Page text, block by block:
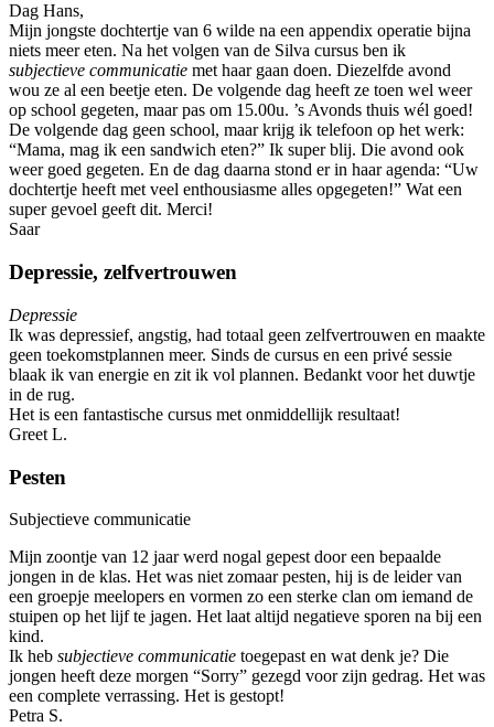
Dag Hans,
Mijn jongste dochtertje van 6 wilde na een appendix operatie bijna
niets meer eten. Na het volgen van de Silva cursus ben ik
subjectieve communicatie met haar gaan doen. Diezelfde avond
wou ze al een beetje eten. De volgende dag heeft ze toen wel weer
op school gegeten, maar pas om 15.00u. ’s Avonds thuis wél goed!
De volgende dag geen school, maar krijg ik telefoon op het werk:
“Mama, mag ik een sandwich eten?” Ik super blij. Die avond ook
weer goed gegeten. En de dag daarna stond er in haar agenda: “Uw
dochtertje heeft met veel enthousiasme alles opgegeten!” Wat een
super gevoel geeft dit. Merci!
Saar
Depressie, zelfvertrouwen
Depressie
Ik was depressief, angstig, had totaal geen zelfvertrouwen en maakte
geen toekomstplannen meer. Sinds de cursus en een privé sessie
blaak ik van energie en zit ik vol plannen. Bedankt voor het duwtje
in de rug.
Het is een fantastische cursus met onmiddellijk resultaat!
Greet L.
Pesten
Subjectieve communicatie
Mijn zoontje van 12 jaar werd nogal gepest door een bepaalde
jongen in de klas. Het was niet zomaar pesten, hij is de leider van
een groepje meelopers en vormen zo een sterke clan om iemand de
stuipen op het lijf te jagen. Het laat altijd negatieve sporen na bij een
kind.
Ik heb subjectieve communicatie toegepast en wat denk je? Die
jongen heeft deze morgen “Sorry” gezegd voor zijn gedrag. Het was
een complete verrassing. Het is gestopt!
Petra S.